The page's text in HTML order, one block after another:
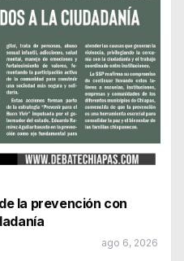
la prevención con
ago 6, 2026